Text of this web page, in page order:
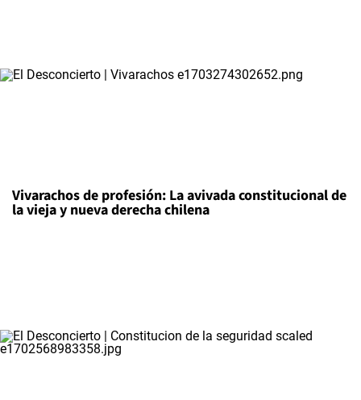
Vivarachos de profesión: La avivada constitucional de
la vieja y nueva derecha chilena